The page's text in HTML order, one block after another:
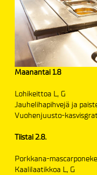
Maanantai 1.8
Lohikeittoa L, G
Jauhelihapihvejä ja
Vuohenjuusto-
Tiistai 2.8.
Porkkana-
Kaalilaatikkoa L, G